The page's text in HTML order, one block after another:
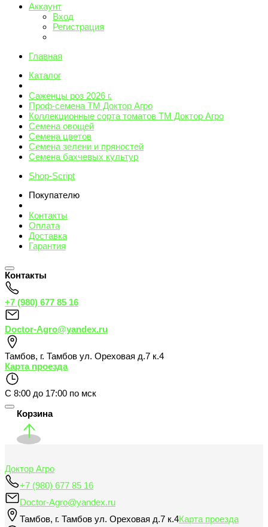
Аккаунт
Вход
Регистрация
Главная
Каталог
Саженцы роз 2026 г.
Проф-семена ТМ Доктор Агро
Коллекционные сорта томатов ТМ Доктор Агро
Семена овощей
Семена цветов
Семена зелени и пряностей
Семена бахчевых культур
Shop-Script
Покупателю
Контакты
Оплата
Доставка
Гарантия
Контакты
+7 (980) 677 85 16
Doctor-Agro@yandex.ru
Тамбов, г. Тамбов ул. Ореховая д.7 к.4
Карта проезда
С 8:00 до 17:00 по мск
Корзина
Доктор Агро
+7 (980) 677 85 16
Doctor-Agro@yandex.ru
Тамбов, г. Тамбов ул. Ореховая д.7 к.4Карта проезда